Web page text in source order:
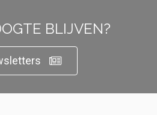
BLIJVEN?